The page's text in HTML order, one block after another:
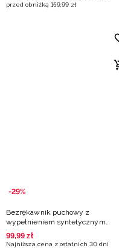
przed obniżką 159,99 zł
-29%
Bezrękawnik puchowy z
wypełnieniem syntetycznym
damski - fioletowy
99,99 zł
Najniższa cena z ostatnich 30 dni